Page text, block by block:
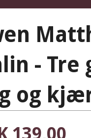
- Tre
og